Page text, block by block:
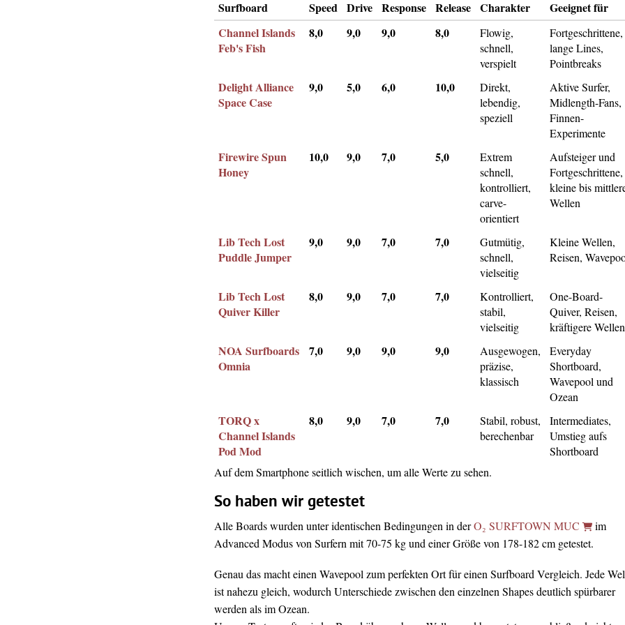
Surfboard Speed Drive Response Release Charakter
Geeignet für
Channel Islands
Feb's Fish
8,0 9,0 9,0 8,0
Flowig,
schnell,
verspielt
Fortgeschrittene,
lange Lines,
Pointbreaks
Delight Alliance
Space Case
9,0 5,0 6,0 10,0
Direkt,
lebendig,
speziell
Aktive Surfer,
Midlength-Fans,
Finnen-
Experimente
Firewire Spun
Honey
10,0 9,0 7,0 5,0
Extrem
schnell,
kontrolliert,
carve-
orientiert
Aufsteiger und
Fortgeschrittene,
kleine bis
Wellen
Lib Tech Lost
Puddle Jumper
9,0 9,0 7,0 7,0
Gutmütig,
schnell,
vielseitig
Kleine Wellen,
Reisen,
Lib Tech Lost
Quiver Killer
8,0 9,0 7,0 7,0
Kontrolliert,
stabil,
vielseitig
One-Board-
Quiver, Reisen,
kräftigere Wellen
NOA Surfboards
Omnia
7,0 9,0 9,0 9,0
Ausgewogen,
präzise,
klassisch
Everyday
Shortboard,
Wavepool und
Ozean
TORQ x
Channel Islands
Pod Mod
8,0 9,0 7,0 7,0
Stabil, robust,
berechenbar
Intermediates,
Umstieg aufs
Shortboard
Auf dem Smartphone seitlich wischen, um alle Werte zu sehen.
So haben wir getestet
Alle Boards wurden unter identischen Bedingungen in derO₂ SURFTOWN MUC
im
Advanced Modus von Surfern mit 70-75 kg und einer Größe von 178-182 cm getestet.
Genau das macht einen Wavepool zum perfekten Ort für einen Surfboard Vergleich. Jede
ist nahezu gleich, wodurch Unterschiede zwischen den einzelnen Shapes deutlich spürbarer
werden als im Ozean.